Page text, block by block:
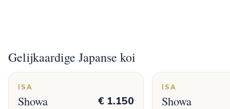
Gelijkaardige Japanse koi
ISA
Showa € 1.150
ISA
Showa